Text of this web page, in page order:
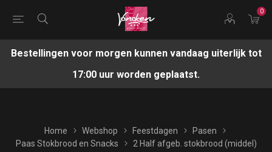
0
Bestellingen voor morgen kunnen vandaag uiterlijk tot
17:00 uur worden geplaatst.
Home Webshop Feestdagen
Pasen
Paas Stokbrood en Snacks
2 Half afgeb. stokbrood (middel)